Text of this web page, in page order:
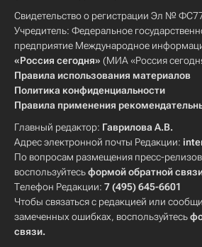
Свидетельство о регистрации Эл №
Учредитель: Федеральное
предприятие Международное
«Россия сегодня» (МИА «Россия
Правила использования материалов
Политика конфиденциальности
Правила применения
Главный редактор: Гаврилова А.В.
Адрес электронной почты Редакции:
По вопросам размещения пресс-
воспользуйтесьформой обратной
Телефон Редакции: 7 (495) 645-6601
Чтобы связаться с редакцией или
замеченных ошибках, воспользуйтесь
связи.